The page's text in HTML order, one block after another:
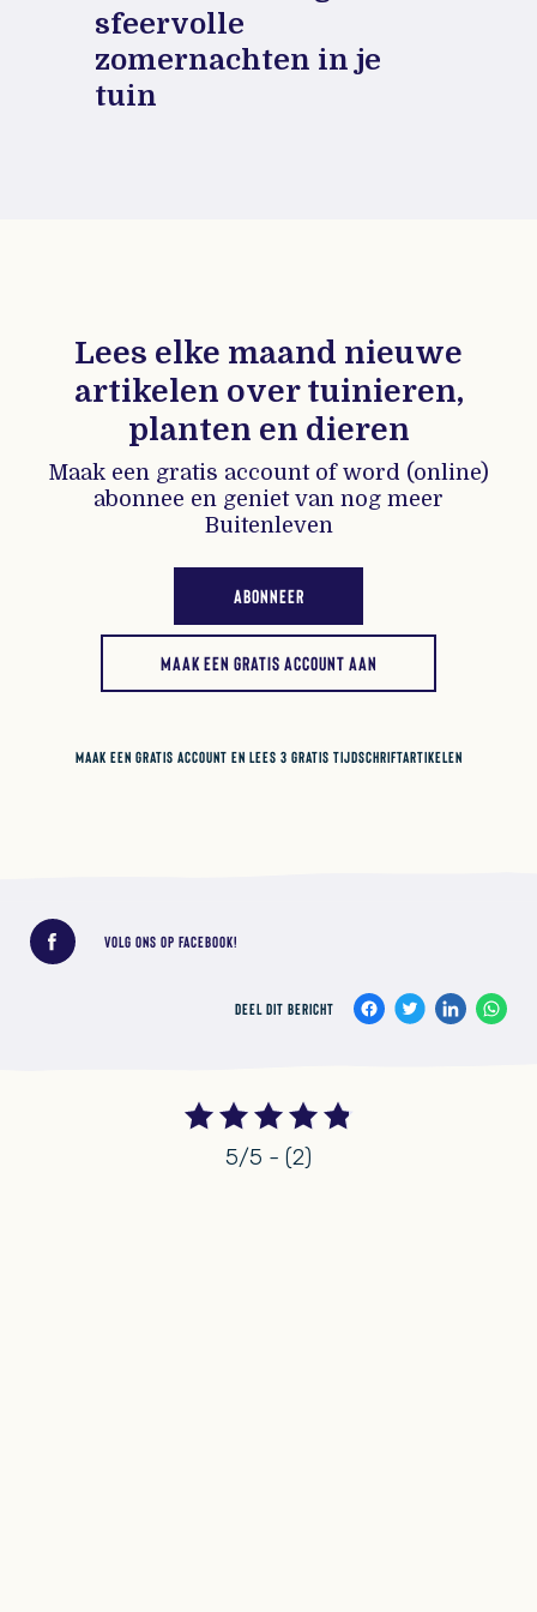
sfeervolle
zomernachten in je
tuin
Lees elke maand nieuwe
artikelen over tuinieren,
planten en dieren
Maak een gratis account of word (online)
abonnee en geniet van nog meer
Buitenleven
ABONNEER
MAAK EEN GRATIS ACCOUNT AAN
MAAK EEN GRATIS ACCOUNT EN LEES 3 GRATIS TIJDSCHRIFTARTIKELEN
VOLG ONS OP FACEBOOK!
DEEL DIT BERICHT
5/5 - (2)